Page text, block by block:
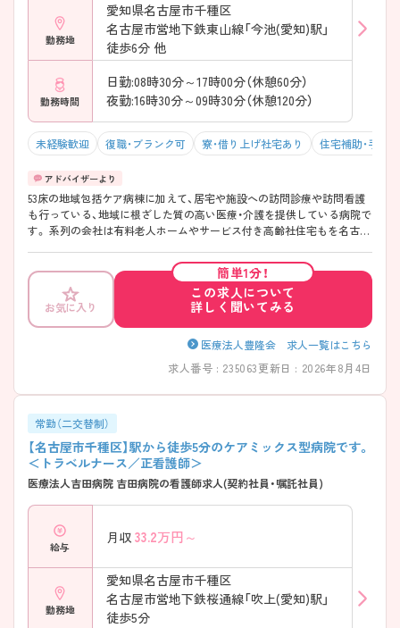
勤務地
愛知県名古屋市千種区
名古屋市営地下鉄東山線「今池(愛知)駅」
徒歩6分 他
勤務時間
日勤:08時30分～17時00分（休憩60分）
夜勤:16時30分～09時30分（休憩120分）
未経験歓迎 復職・ブランク可 寮・借り上げ社宅あり 住宅補助・手当
53床の地域包括ケア病棟に加えて、居宅や施設への訪問診療や訪問看護
も行っている、地域に根ざした質の高い医療・介護を提供している病院で
す。 系列の会社は有料老人ホームやサービス付き高齢社住宅もを名古屋
隆会グループです。 「あらゆる生活ステージで健康を見守り、豊かな地域
づくりに貢献します。」を理念として、患者さまのニーズに対応した入院
から在宅後までをサポートする体制の強化への取り組みを行っていま
す。 夜勤体制は3名と充実しており、仮眠もしっかりとっていただけま
す。また、残業も少なく、プライベートと両立しながら働くことができま
す。ご興味のある方はお気軽にご相談ください。
お気に入り
簡単1分！
この求人について
詳しく聞いてみる
医療法人豊隆会 求人一覧はこちら
求人番号 : 235063更新日 : 2026年8月4日
常勤（二交替制）
【名古屋市千種区】駅から徒歩5分のケアミックス型病院です。
＜トラベルナース／正看護師＞
医療法人吉田病院 吉田病院の看護師求人(契約社員・嘱託社員)
給与
月収 33.2万円～
勤務地
愛知県名古屋市千種区
名古屋市営地下鉄桜通線「吹上(愛知)駅」
徒歩5分